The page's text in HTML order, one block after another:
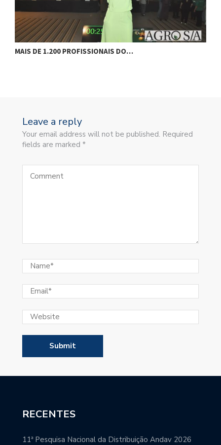
MAIS DE 1.200 PROFISSIONAIS DO…
Leave a reply
Your email address will not be published. Required
fields are marked *
RECENTES
11ª Pesquisa Nacional da Distribuição Andav 2026